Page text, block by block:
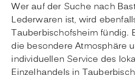
Wer auf der Suche nach
Lederwaren ist, wird
Tauberbischofsheim fündig.
die besondere Atmosphäre
individuellen Service des